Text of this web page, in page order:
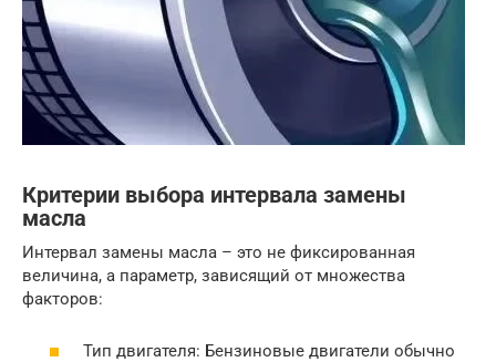
Критерии выбора интервала замены
масла
Интервал замены масла – это не фиксированная
величина, а параметр, зависящий от множества
факторов:
Тип двигателя: Бензиновые двигатели обычно